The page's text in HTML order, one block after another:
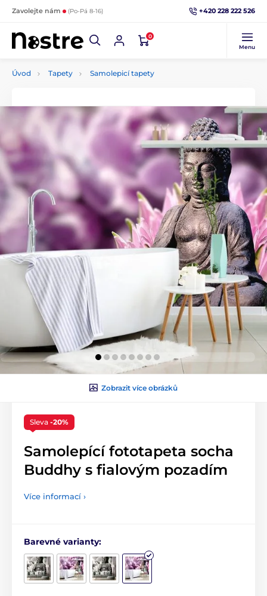
Zavolejte nám (Po-Pá 8-16) +420 228 222 526
0
Menu
Úvod Tapety Samolepicí tapety
Zobrazit více obrázků
Sleva -20%
Samolepící fototapeta socha
Buddhy s fialovým pozadím
Více informací ›
Barevné varianty: